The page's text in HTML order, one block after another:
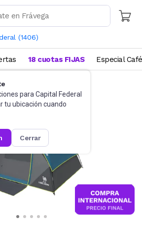
(1406)
para Capital Federal
tu ubicación cuando
cerrar
18 cuotas FIJAS Especial Café